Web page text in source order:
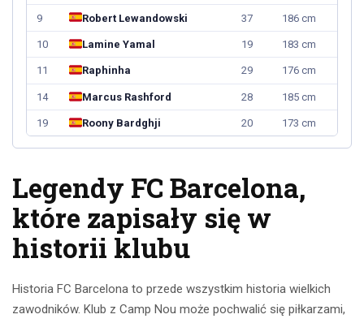
9 Robert Lewandowski 37 186 cm
10 Lamine Yamal 19 183 cm
11 Raphinha 29 176 cm
14 Marcus Rashford 28 185 cm
19 Roony Bardghji 20 173 cm
Legendy FC Barcelona,
które zapisały się w
historii klubu
Historia FC Barcelona to przede wszystkim historia wielkich
zawodników. Klub z Camp Nou może pochwalić się piłkarzami,